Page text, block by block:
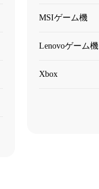
MSIゲーム機
Lenovoゲーム機
Xbox